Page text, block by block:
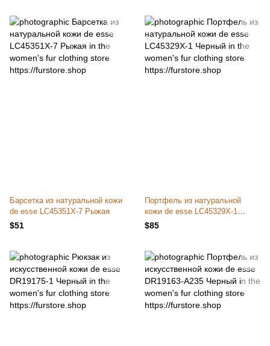
Барсетка из натуральной кожи
de esse LC45351X-7 Рыжая
$51
Портфель из натуральной
кожи de esse LC45329X-1
Черный
$85